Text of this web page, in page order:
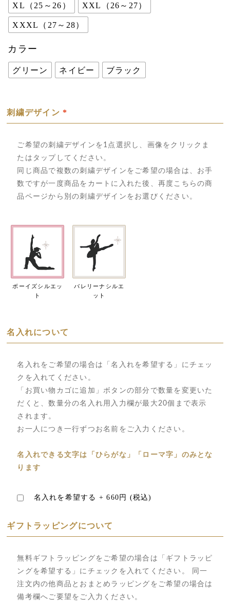
XL（25～26） XXL（26～27）
XXXL（27～28）
カラー
グリーン ネイビー ブラック
刺繍デザイン *
ボーイズシルエッ
ト
バレリーナシルエ
ット
ご希望の刺繍デザインを1点選択し、画像をクリックま
たはタップしてください。
同じ商品で複数の刺繍デザインをご希望の場合は、お手
数ですが一度商品をカートに入れた後、再度こちらの商
品ページから別の刺繍デザインをお選びください。
名入れについて
名入れを希望する +660円 (税込)
名入れをご希望の場合は「名入れを希望する」にチェッ
クを入れてください。
「お買い物カゴに追加」ボタンの部分で数量を変更いた
だくと、数量分の名入れ用入力欄が最大20個まで表示
されます。
お一人につき一行ずつお名前をご入力ください。
名入れできる文字は「ひらがな」「ローマ字」のみとな
ります
ギフトラッピングについて
無料ギフトラッピングをご希望の場合は「ギフトラッピ
ングを希望する」にチェックを入れてください。 同一
注文内の他商品とおまとめラッピングをご希望の場合は
備考欄へご要望をご入力ください。